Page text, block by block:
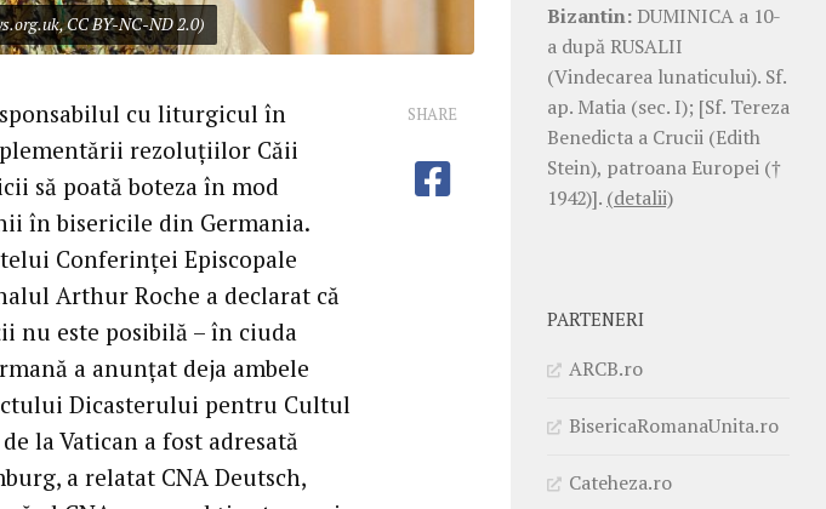
CC BY-NC-ND 2.0)
cu liturgicul în
rezoluțiilor Căii
să poată boteza în mod
în bisericile din Germania.
Conferinței Episcopale
Arthur Roche a declarat că
nu este posibilă – în ciuda
a anunțat deja ambele
Dicasterului pentru Cultul
la Vatican a fost adresată
a relatat CNA Deutsch,
SHARE
Bizantin: DUMINICA a 10-
a după RUSALII
(Vindecarea lunaticului). Sf.
ap. Matia (sec. I); [Sf. Tereza
Benedicta a Crucii (Edith
Stein), patroana Europei (†
1942)]. (detalii)
PARTENERI
ARCB.ro
BisericaRomanaUnita.ro
Cateheza.ro